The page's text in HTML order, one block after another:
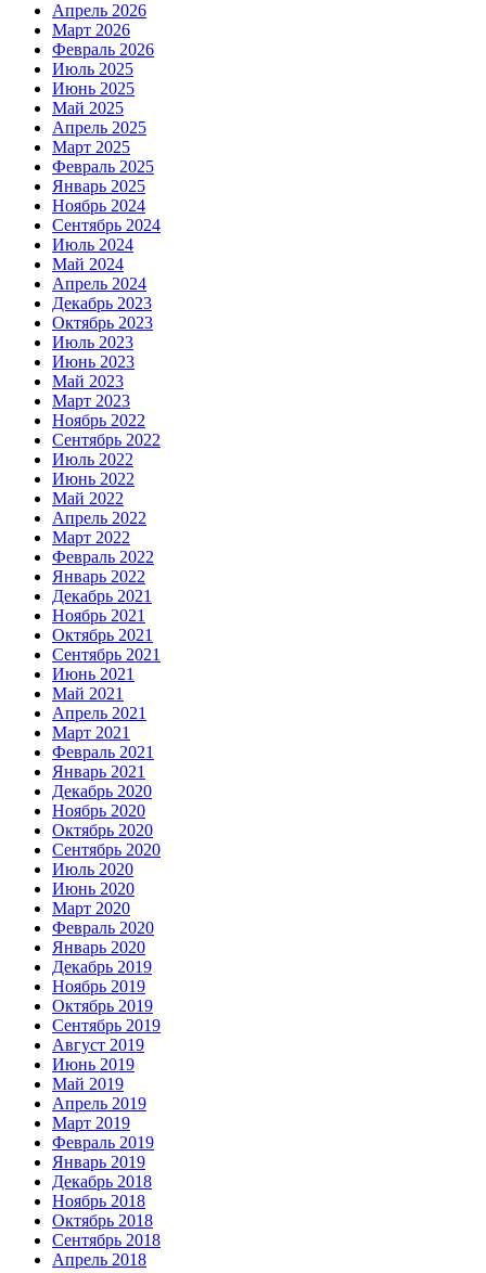
Апрель 2026
Март 2026
Февраль 2026
Июль 2025
Июнь 2025
Май 2025
Апрель 2025
Март 2025
Февраль 2025
Январь 2025
Ноябрь 2024
Сентябрь 2024
Июль 2024
Май 2024
Апрель 2024
Декабрь 2023
Октябрь 2023
Июль 2023
Июнь 2023
Май 2023
Март 2023
Ноябрь 2022
Сентябрь 2022
Июль 2022
Июнь 2022
Май 2022
Апрель 2022
Март 2022
Февраль 2022
Январь 2022
Декабрь 2021
Ноябрь 2021
Октябрь 2021
Сентябрь 2021
Июнь 2021
Май 2021
Апрель 2021
Март 2021
Февраль 2021
Январь 2021
Декабрь 2020
Ноябрь 2020
Октябрь 2020
Сентябрь 2020
Июль 2020
Июнь 2020
Март 2020
Февраль 2020
Январь 2020
Декабрь 2019
Ноябрь 2019
Октябрь 2019
Сентябрь 2019
Август 2019
Июнь 2019
Май 2019
Апрель 2019
Март 2019
Февраль 2019
Январь 2019
Декабрь 2018
Ноябрь 2018
Октябрь 2018
Сентябрь 2018
Апрель 2018